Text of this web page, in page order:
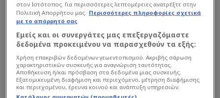
Νίμπουρκ σε πρωτάθλημα και BCL.
Αναλυτικά:
στον Ιστότοπος. Για περισσότερες λεπτομέρειες ανατρέξτε στην
Πολιτική Απορρήτου μας. Περισσότερες πληροφορίες σχετικά
με το απόρρητό σας
Εμείς και οι συνεργάτες μας επεξεργαζόμαστε
δεδομένα προκειμένου να παρασχεθούν τα εξής:
Χρήση επακριβών δεδομένων γεωεντοπισμού. Ακριβής σάρωση
χαρακτηριστικών συσκευής για αναγνώριση ταυτότητας.
Αποθήκευση ή/και πρόσβαση στα δεδομένα μιας συσκευής.
Εξατομικευμένη διαφήμιση και περιεχόμενο, μέτρηση διαφήμισης
και περιεχομένου, έρευνα κοινού και ανάπτυξη υπηρεσιών.